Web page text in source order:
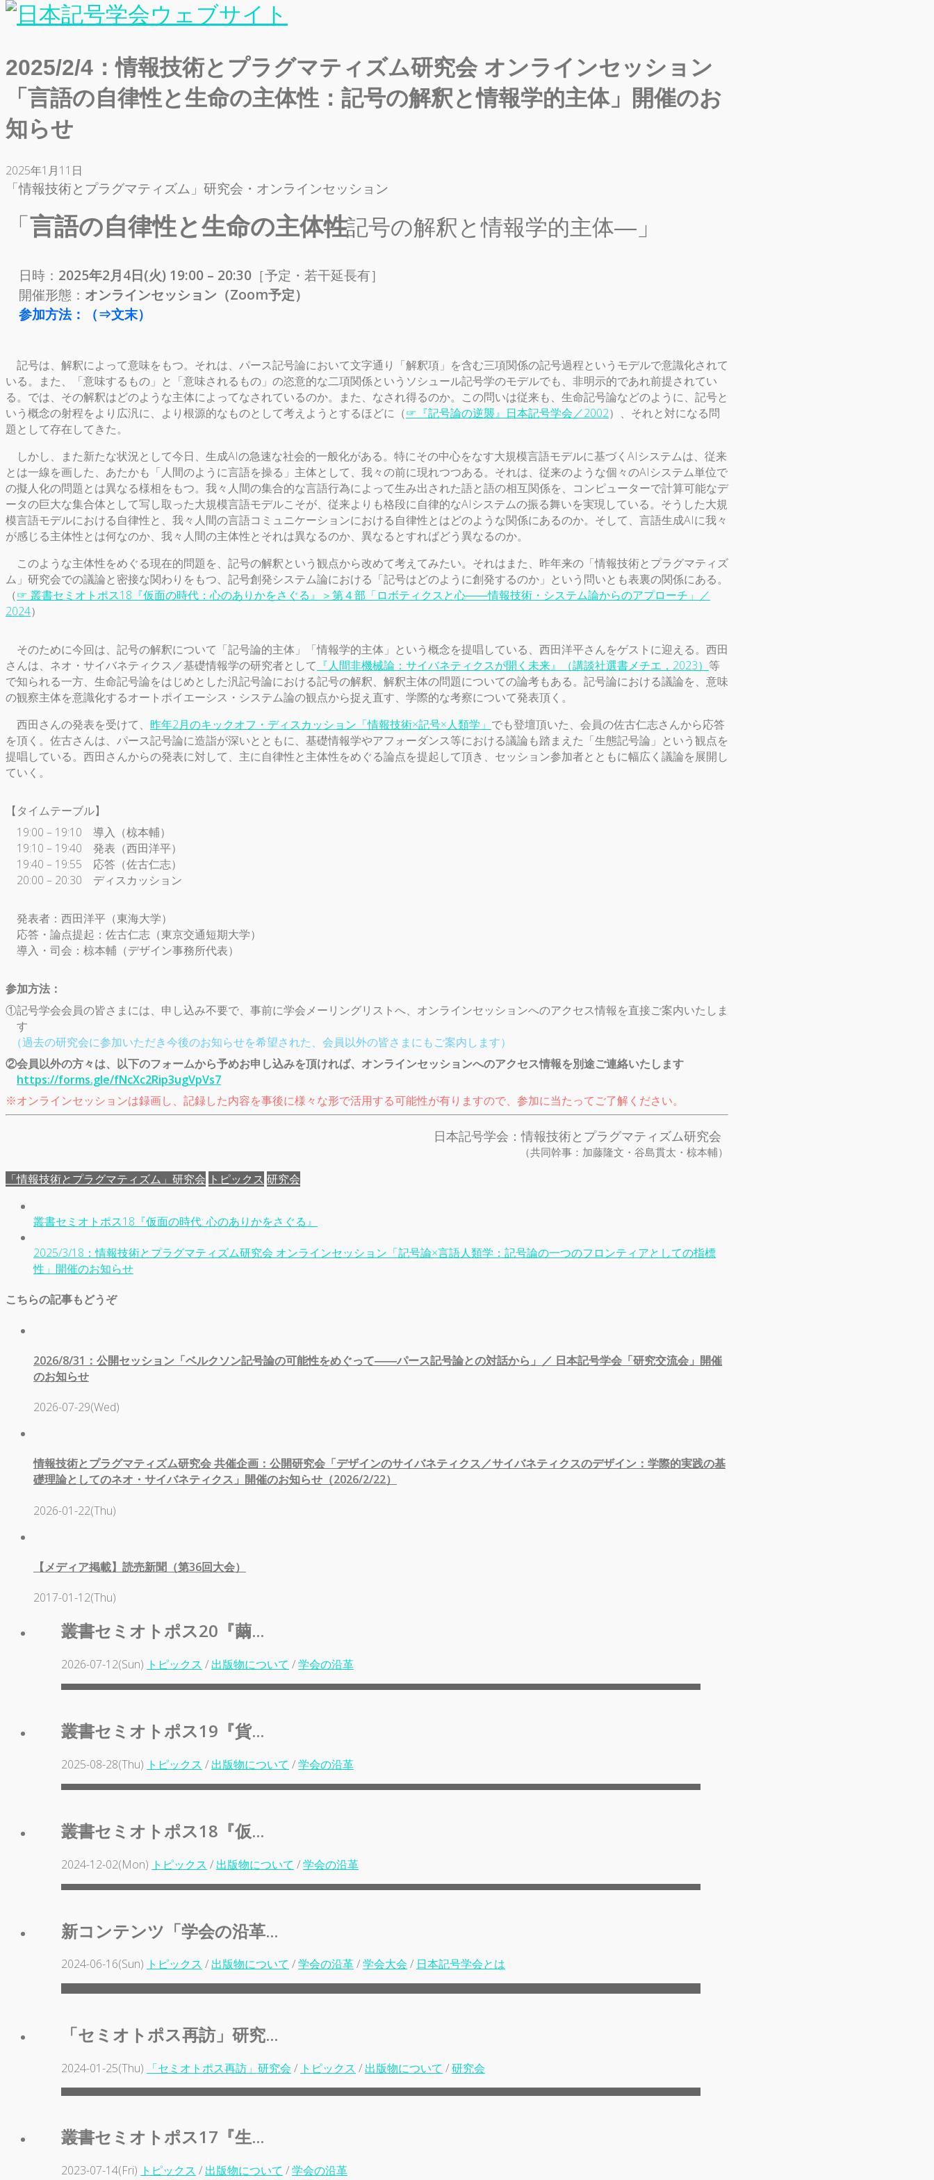
2025/2/4：情報技術とプラグマティズム研究会 オンラインセッション
「言語の自律性と生命の主体性：記号の解釈と情報学的主体」開催のお
知らせ
2025年1月11日
「情報技術とプラグマティズム」研究会・オンラインセッション
「言語の自律性と生命の主体性―記号の解釈と情報学的主体― 」
日時： 2025年2月4日(火) 19:00 – 20:30 ［予定・若干延長有］
開催形態： オンラインセッション（Zoom予定）
参加方法：（⇒文末）
記号は、解釈によって意味をもつ。それは、パース記号論において文字通り「解釈項」を含む三項関係の記号過程というモデルで意識化されて
いる。また、「意味するもの」と「意味されるもの」の恣意的な二項関係というソシュール記号学のモデルでも、非明示的であれ前提されてい
る。では、その解釈はどのような主体によってなされているのか。また、なされ得るのか。この問いは従来も、生命記号論などのように、記号と
いう概念の射程をより広汎に、より根源的なものとして考えようとするほどに（☞『記号論の逆襲』日本記号学会／2002）、それと対になる問
題として存在してきた。
しかし、また新たな状況として今日、生成AIの急速な社会的一般化がある。特にその中心をなす大規模言語モデルに基づくAIシステムは、従来
とは一線を画した、あたかも「人間のように言語を操る」主体として、我々の前に現れつつある。それは、従来のような個々のAIシステム単位で
の擬人化の問題とは異なる様相をもつ。我々人間の集合的な言語行為によって生み出された語と語の相互関係を、コンピューターで計算可能なデ
ータの巨大な集合体として写し取った大規模言語モデルこそが、従来よりも格段に自律的なAIシステムの振る舞いを実現している。そうした大規
模言語モデルにおける自律性と、我々人間の言語コミュニケーションにおける自律性とはどのような関係にあるのか。そして、言語生成AIに我々
が感じる主体性とは何なのか、我々人間の主体性とそれは異なるのか、異なるとすればどう異なるのか。
このような主体性をめぐる現在的問題を、記号の解釈という観点から改めて考えてみたい。それはまた、昨年来の「情報技術とプラグマティズ
ム」研究会での議論と密接な関わりをもつ、記号創発システム論における「記号はどのように創発するのか」という問いとも表裏の関係にある。
（☞ 叢書セミオトポス18『仮面の時代：心のありかをさぐる』＞第４部「ロボティクスと心――情報技術・システム論からのアプローチ」／
2024）
そのために今回は、記号の解釈について「記号論的主体」「情報学的主体」という概念を提唱している、西田洋平さんをゲストに迎える。西田
さんは、ネオ・サイバネティクス／基礎情報学の研究者として 『人間非機械論：サイバネティクスが開く未来』（講談社選書メチエ，2023） 等
で知られる一方、生命記号論をはじめとした汎記号論における記号の解釈、解釈主体の問題についての論考もある。記号論における議論を、意味
の観察主体を意識化するオートポイエーシス・システム論の観点から捉え直す、学際的な考察について発表頂く。
西田さんの発表を受けて、 昨年2月のキックオフ・ディスカッション「情報技術×記号×人類学」 でも登壇頂いた、会員の佐古仁志さんから応答
を頂く。佐古さんは、パース記号論に造詣が深いとともに、基礎情報学やアフォーダンス等における議論も踏まえた「生態記号論」という観点を
提唱している。西田さんからの発表に対して、主に自律性と主体性をめぐる論点を提起して頂き、セッション参加者とともに幅広く議論を展開し
ていく。
【タイムテーブル】
19:00 – 19:10 導入（椋本輔）
19:10 – 19:40 発表（西田洋平）
19:40 – 19:55 応答（佐古仁志）
20:00 – 20:30 ディスカッション
発表者：西田洋平（東海大学）
応答・論点提起：佐古仁志（東京交通短期大学）
導入・司会：椋本輔（デザイン事務所代表）
参加方法：
①記号学会会員の皆さまには、申し込み不要で、事前に学会メーリングリストへ、オンラインセッションへのアクセス情報を直接ご案内いたしま
す
（過去の研究会に参加いただき今後のお知らせを希望された、会員以外の皆さまにもご案内します）
②会員以外の方々は、以下のフォームから予めお申し込みを頂ければ、オンラインセッションへのアクセス情報を別途ご連絡いたします
https://forms.gle/fNcXc2Rip3ugVpVs7
※オンラインセッションは録画し、記録した内容を事後に様々な形で活用する可能性が有りますので、参加に当たってご了解ください。
日本記号学会：情報技術とプラグマティズム研究会
（共同幹事：加藤隆文・谷島貫太・椋本輔）
「情報技術とプラグマティズム」研究会 トピックス 研究会
叢書セミオトポス18『仮面の時代: 心のありかをさぐる』
2025/3/18：情報技術とプラグマティズム研究会 オンラインセッション「記号論×言語人類学：記号論の一つのフロンティアとしての指標
性」開催のお知らせ
こちらの記事もどうぞ
2026/8/31：公開セッション「ベルクソン記号論の可能性をめぐって――パース記号論との対話から」／ 日本記号学会「研究交流会」開催
のお知らせ
2026-07-29(Wed)
情報技術とプラグマティズム研究会 共催企画：公開研究会「デザインのサイバネティクス／サイバネティクスのデザイン：学際的実践の基
礎理論としてのネオ・サイバネティクス」開催のお知らせ（2026/2/22）
2026-01-22(Thu)
【メディア掲載】読売新聞（第36回大会）
2017-01-12(Thu)
叢書セミオトポス20『繭...
2026-07-12(Sun) トピックス / 出版物について /学会の沿革
叢書セミオトポス19『貨...
2025-08-28(Thu) トピックス / 出版物について /学会の沿革
叢書セミオトポス18『仮...
2024-12-02(Mon) トピックス / 出版物について /学会の沿革
新コンテンツ「学会の沿革...
2024-06-16(Sun) トピックス / 出版物について /学会の沿革/学会大会 / 日本記号学会とは
「セミオトポス再訪」研究...
2024-01-25(Thu) 「セミオトポス再訪」研究会 / トピックス / 出版物について /研究会
叢書セミオトポス17『生...
2023-07-14(Fri) トピックス / 出版物について /学会の沿革